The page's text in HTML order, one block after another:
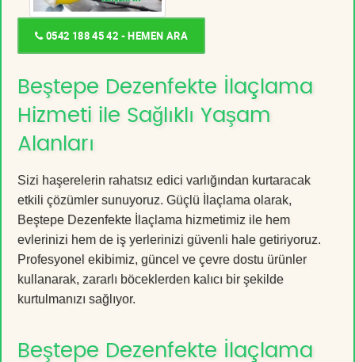
0542 188 45 42 - HEMEN ARA
Beştepe Dezenfekte İlaçlama
Hizmeti ile Sağlıklı Yaşam
Alanları
Sizi haşerelerin rahatsız edici varlığından kurtaracak
etkili çözümler sunuyoruz. Güçlü İlaçlama olarak,
Beştepe Dezenfekte İlaçlama hizmetimiz ile hem
evlerinizi hem de iş yerlerinizi güvenli hale getiriyoruz.
Profesyonel ekibimiz, güncel ve çevre dostu ürünler
kullanarak, zararlı böceklerden kalıcı bir şekilde
kurtulmanızı sağlıyor.
Beştepe Dezenfekte İlaçlama